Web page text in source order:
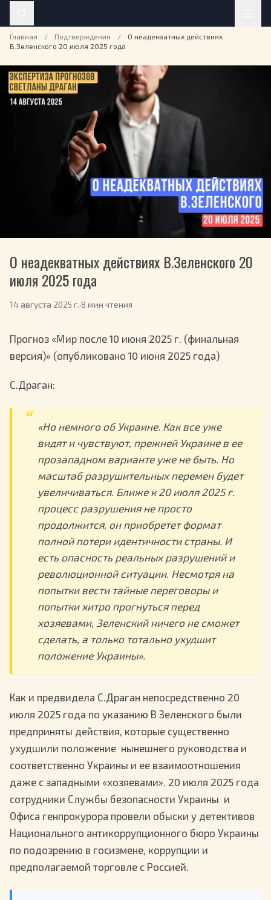
Главная / Подтверждения /
О неадекватных действиях
В.Зеленского 20 июля 2025 года
О неадекватных действиях В.Зеленского 20
июля 2025 года
14 августа 2025 г.·8 мин чтения
Прогноз «Мир после 10 июня 2025 г. (финальная
версия)» (опубликовано 10 июня 2025 года)
С.Драган:
«Но немного об Украине. Как все уже
видят и чувствуют, прежней Украине в ее
прозападном варианте уже не быть. Но
масштаб разрушительных перемен будет
увеличиваться. Ближе к 20 июля 2025 г.
процесс разрушения не просто
продолжится, он приобретет формат
полной потери идентичности страны. И
есть опасность реальных разрушений и
революционной ситуации. Несмотря на
попытки вести тайные переговоры и
попытки хитро прогнуться перед
хозяевами, Зеленский ничего не сможет
сделать, а только тотально ухудшит
положение Украины».
Как и предвидела С.Драган непосредственно 20
июля 2025 года по указанию В Зеленского были
предприняты действия, которые существенно
ухудшили положение нынешнего руководства и
соответственно Украины и ее взаимоотношения
даже с западными «хозяевами». 20 июля 2025 года
сотрудники Службы безопасности Украины и
Офиса генпрокурора провели обыски у детективов
Национального антикоррупционного бюро Украины
по подозрению в госизмене, коррупции и
предполагаемой торговле с Россией.